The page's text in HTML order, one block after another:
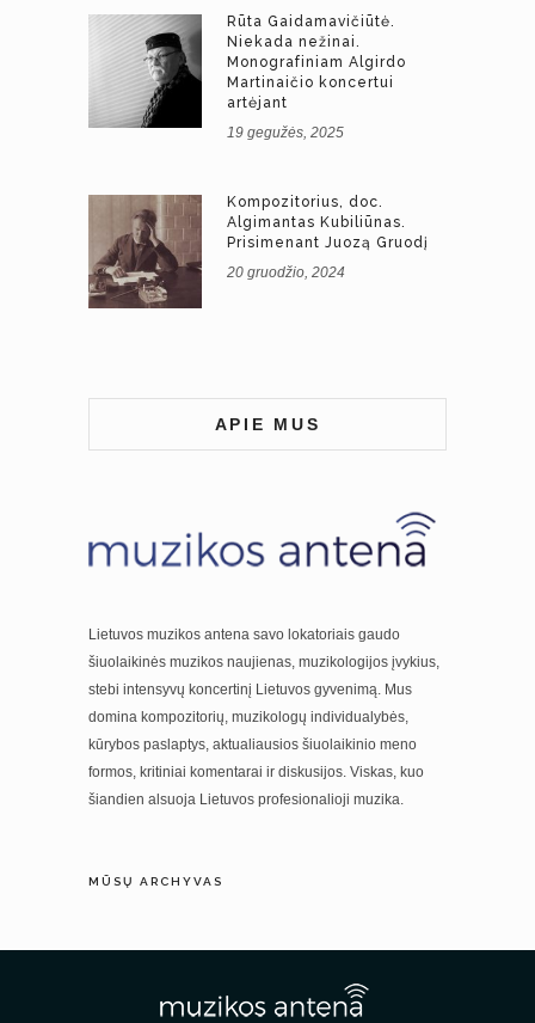
Rūta Gaidamavičiūtė.
Niekada nežinai.
Monografiniam Algirdo
Martinaičio koncertui
artėjant
19 gegužės, 2025
Kompozitorius, doc.
Algimantas Kubiliūnas.
Prisimenant Juozą Gruodį
20 gruodžio, 2024
APIE MUS
Lietuvos muzikos antena savo lokatoriais gaudo
šiuolaikinės muzikos naujienas, muzikologijos įvykius,
stebi intensyvų koncertinį Lietuvos gyvenimą. Mus
domina kompozitorių, muzikologų individualybės,
kūrybos paslaptys, aktualiausios šiuolaikinio meno
formos, kritiniai komentarai ir diskusijos. Viskas, kuo
šiandien alsuoja Lietuvos profesionalioji muzika.
MŪSŲ ARCHYVAS